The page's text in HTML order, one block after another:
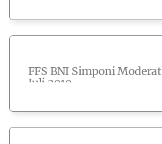
FFS BNI Simponi Moderat
Juli 2019